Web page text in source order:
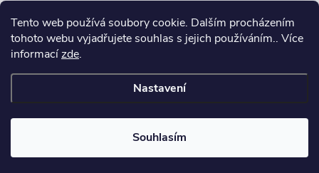
Tento web používá soubory cookie. Dalším procházením
tohoto webu vyjadřujete souhlas s jejich používáním.. Více
informacízde.
Nastavení
Souhlasím
Zprávy od vody
Copyright 2026Rybářské potřeby NA HÁKU. Všechna práva vyhrazena.